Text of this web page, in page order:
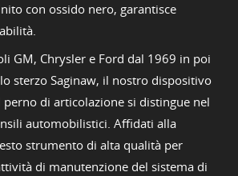
con ossido nero, garantisce
GM, Chrysler e Ford dal 1969 in poi
sterzo Saginaw, il nostro dispositivo
di articolazione si distingue nel
automobilistici. Affidati alla
strumento di alta qualità per
di manutenzione del sistema di